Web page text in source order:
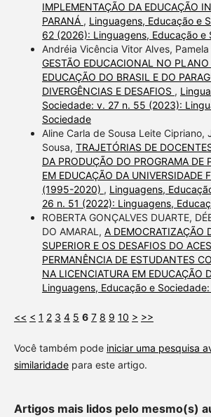
IMPLEMENTAÇÃO DA EDUCAÇÃO
PARANÁ , Linguagens, Educação e
62 (2026): Linguagens, Educação e
Andréia Vicência Vitor Alves,
GESTÃO EDUCACIONAL NO
EDUCAÇÃO DO BRASIL E DO
DIVERGÊNCIAS E DESAFIOS ,
Sociedade: v. 27 n. 55 (2023):
Sociedade
Aline Carla de Sousa Leite Cipriano,
Sousa, TRAJETÓRIAS DE
DA PRODUÇÃO DO PROGRAMA DE
EM EDUCAÇÃO DA UNIVERSIDADE
(1995-2020) , Linguagens,
26 n. 51 (2022): Linguagens,
ROBERTA GONÇALVES DUARTE,
DO AMARAL, A DEMOCRATIZAÇÃO
SUPERIOR E OS DESAFIOS DO
PERMANÊNCIA DE ESTUDANTES
NA LICENCIATURA EM EDUCAÇÃO
Linguagens, Educação e
<< < 1 2 3 4 5 6 7 8 9 10 > >>
Você também pode iniciar uma pesquisa
similaridadepara este artigo.
Artigos mais lidos pelo mesmo(s)